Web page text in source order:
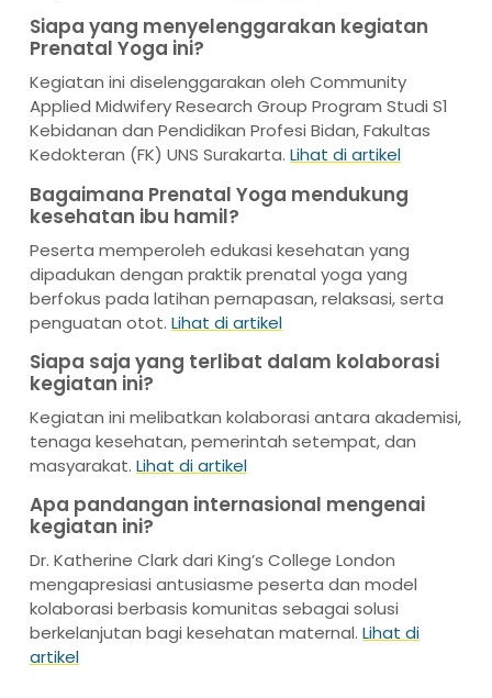
Siapa yang menyelenggarakan kegiatan
Prenatal Yoga ini?
Kegiatan ini diselenggarakan oleh Community
Applied Midwifery Research Group Program Studi S1
Kebidanan dan Pendidikan Profesi Bidan, Fakultas
Kedokteran (FK) UNS Surakarta. Lihat di artikel
Bagaimana Prenatal Yoga mendukung
kesehatan ibu hamil?
Peserta memperoleh edukasi kesehatan yang
dipadukan dengan praktik prenatal yoga yang
berfokus pada latihan pernapasan, relaksasi, serta
penguatan otot. Lihat di artikel
Siapa saja yang terlibat dalam kolaborasi
kegiatan ini?
Kegiatan ini melibatkan kolaborasi antara akademisi,
tenaga kesehatan, pemerintah setempat, dan
masyarakat. Lihat di artikel
Apa pandangan internasional mengenai
kegiatan ini?
Dr. Katherine Clark dari King’s College London
mengapresiasi antusiasme peserta dan model
kolaborasi berbasis komunitas sebagai solusi
berkelanjutan bagi kesehatan maternal. Lihat di
artikel